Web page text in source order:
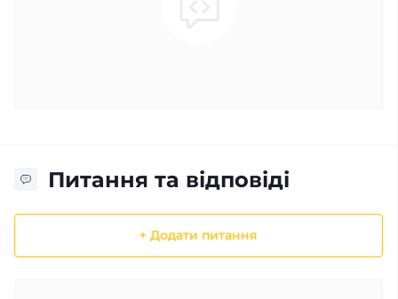
Питання та відповіді
+ Додати питання